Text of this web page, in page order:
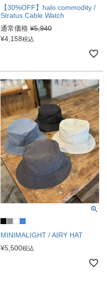
【30%OFF】halo commodity /
Stratus Cable Watch
通常価格 ¥5,940
¥4,158税込
MINIMALIGHT / AIRY HAT
¥5,500税込